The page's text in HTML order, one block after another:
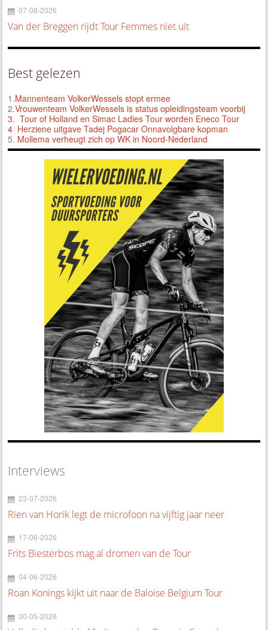
07-08-2026
Van der Breggen rijdt Tour Femmes niet uit
Best gelezen
1.Mannenteam VolkerWessels stopt ermee
2.Vrouwenteam VolkerWessels is status opleidingsteam voorbij
3. Tour of Holland en Simac Ladies Tour worden Eneco Tour
4 Herziene uitgave Tadej Pogacar Onnavolgbare kopman
5. Mollema verheugt zich op WK in Noord-Nederland
Interviews
23-07-2026
Rien van Horik legt de microfoon na vijftig jaar neer
17-06-2026
Frits Biesterbos mag al dromen van de Tour
04-06-2026
Roan Konings kijkt uit naar de Baloise Belgium Tour
30-05-2026